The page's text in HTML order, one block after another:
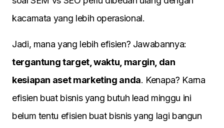
kacamata yang lebih operasional.
Jadi, mana yang lebih efisien? Jawabannya:
tergantung target, waktu, margin, dan
kesiapan aset marketing anda. Kenapa? Karna
efisien buat bisnis yang butuh lead minggu ini
belum tentu efisien buat bisnis yang lagi bangun